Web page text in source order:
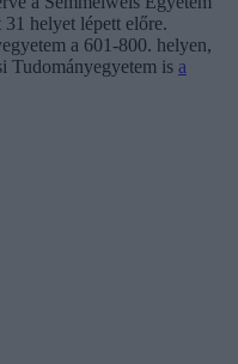
helyet lépett előre.
a 601-800. helyen,
Tudományegyetem is a